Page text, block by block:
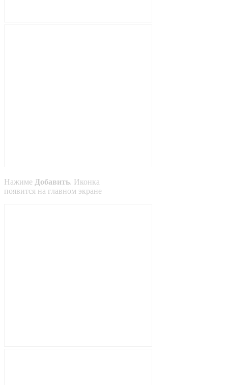
Нажиме Добавить. Иконка
появится на главном экране